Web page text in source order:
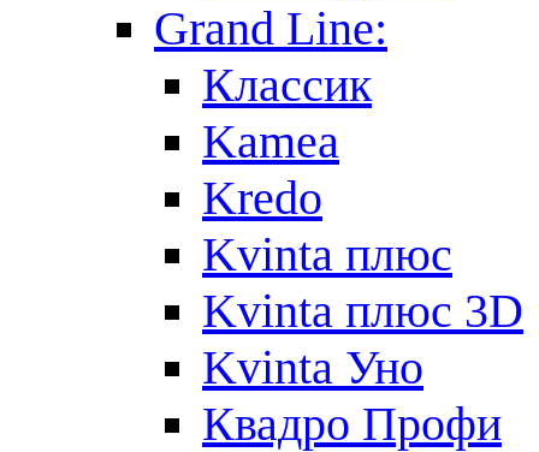
Grand Line:
Классик
Kamea
Kredo
Kvinta плюс
Kvinta плюс 3D
Kvinta Уно
Квадро Профи